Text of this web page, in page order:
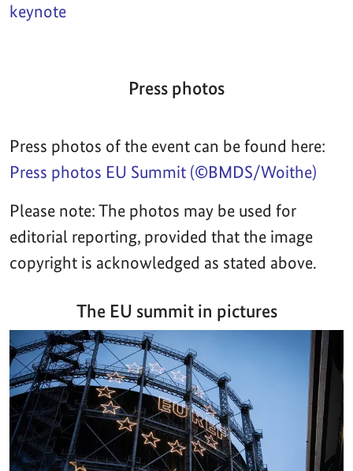
keynote
Press photos
Press photos of the event can be found here:
Press photos EU Summit (©BMDS/Woithe)
Please note: The photos may be used for
editorial reporting, provided that the image
copyright is acknowledged as stated above.
The EU summit in pictures